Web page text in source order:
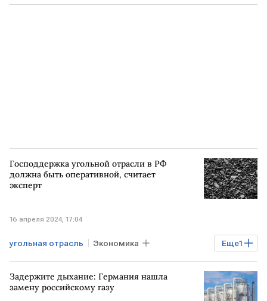
экспорт РОССИЯ
Господдержка угольной отрасли в РФ
должна быть оперативной, считает
эксперт
16 апреля 2024, 17:04
Еще1
угольная отрасль Экономика
господдержка
Задержите дыхание: Германия нашла
замену российскому газу